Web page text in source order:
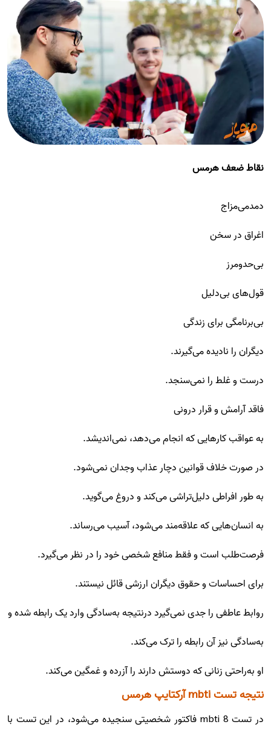
نقاط ضعف هرمس
دمدمی‌مزاج
اغراق در سخن
بی‌حدومرز
قول‌های بی‌دلیل
بی‌برنامگی برای زندگی
دیگران را نادیده می‌گیرند.
درست و غلط را نمی‌سنجد.
فاقد آرامش و قرار درونی
به عواقب کارهایی که انجام می‌دهد، نمی‌اندیشد.
در صورت خلاف قوانین دچار عذاب وجدان نمی‌شود.
به طور افراطی دلیل‌تراشی می‌کند و دروغ می‌گوید.
به انسان‌هایی که علاقه‌مند می‌شود، آسیب می‌رساند.
فرصت‌طلب است و فقط منافع شخصی خود را در نظر می‌گیرد.
برای احساسات و حقوق دیگران ارزشی قائل نیستند.
روابط عاطفی را جدی نمی‌گیرد درنتیجه به‌سادگی وارد یک رابطه شده و
به‌سادگی نیز آن رابطه را ترک می‌کند.
او به‌راحتی زنانی که دوستش دارند را آزرده و غمگین می‌کند.
نتیجه تست mbti آرکتایپ هرمس
در تست mbti 8 فاکتور شخصیتی سنجیده می‌شود، در این تست با